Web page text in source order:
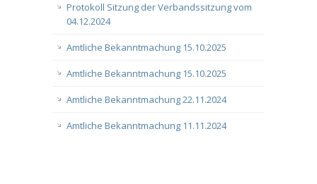
Protokoll Sitzung der Verbandssitzung vom
04.12.2024
Amtliche Bekanntmachung 15.10.2025
Amtliche Bekanntmachung 15.10.2025
Amtliche Bekanntmachung 22.11.2024
Amtliche Bekanntmachung 11.11.2024